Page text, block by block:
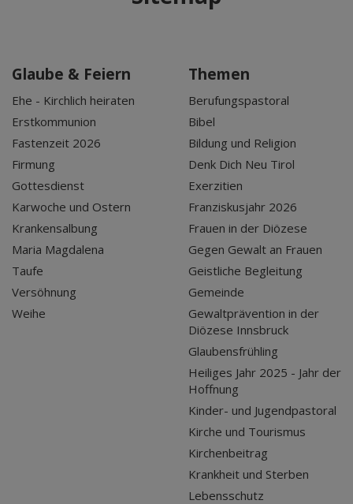
Glaube & Feiern
Ehe - Kirchlich heiraten
Erstkommunion
Fastenzeit 2026
Firmung
Gottesdienst
Karwoche und Ostern
Krankensalbung
Maria Magdalena
Taufe
Versöhnung
Weihe
Themen
Berufungspastoral
Bibel
Bildung und Religion
Denk Dich Neu Tirol
Exerzitien
Franziskusjahr 2026
Frauen in der Diözese
Gegen Gewalt an Frauen
Geistliche Begleitung
Gemeinde
Gewaltprävention in der
Diözese Innsbruck
Glaubensfrühling
Heiliges Jahr 2025 - Jahr der
Hoffnung
Kinder- und Jugendpastoral
Kirche und Tourismus
Kirchenbeitrag
Krankheit und Sterben
Lebensschutz